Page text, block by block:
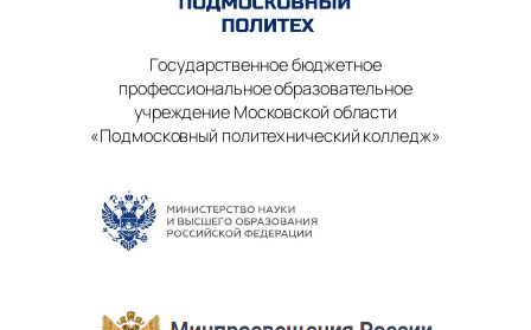
Государственное бюджетное
профессиональное образовательное
учреждение Московской области
«Подмосковный политехнический колледж»